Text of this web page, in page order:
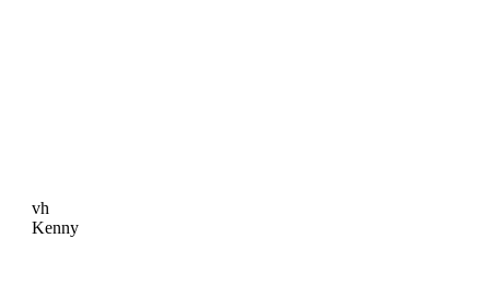
vh
Kenny